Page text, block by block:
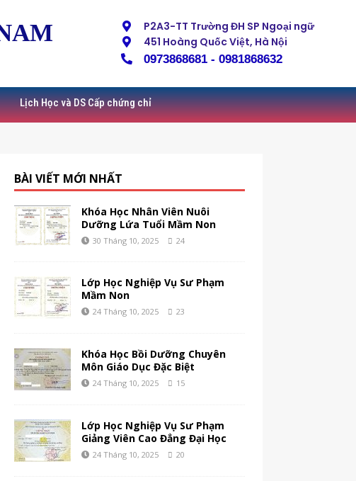
P2A3-TT Trường ĐH SP Ngoại ngữ
451 Hoàng Quốc Việt, Hà Nội
0973868681 - 0981868632
Lịch Học và DS Cấp chứng chỉ
BÀI VIẾT MỚI NHẤT
Khóa Học Nhân Viên Nuôi
Dưỡng Lứa Tuổi Mầm Non
30 Tháng 10, 2025 24
Lớp Học Nghiệp Vụ Sư Phạm
Mầm Non
24 Tháng 10, 2025 23
Khóa Học Bồi Dưỡng Chuyên
Môn Giáo Dục Đặc Biệt
24 Tháng 10, 2025 15
Lớp Học Nghiệp Vụ Sư Phạm
Giảng Viên Cao Đẳng Đại Học
24 Tháng 10, 2025 20